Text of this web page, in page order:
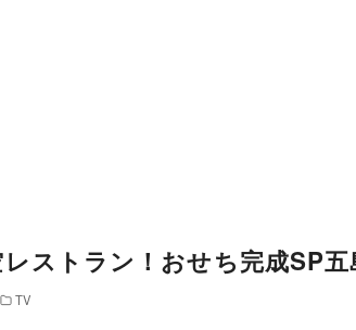
ストラン！おせち完成SP五
TV